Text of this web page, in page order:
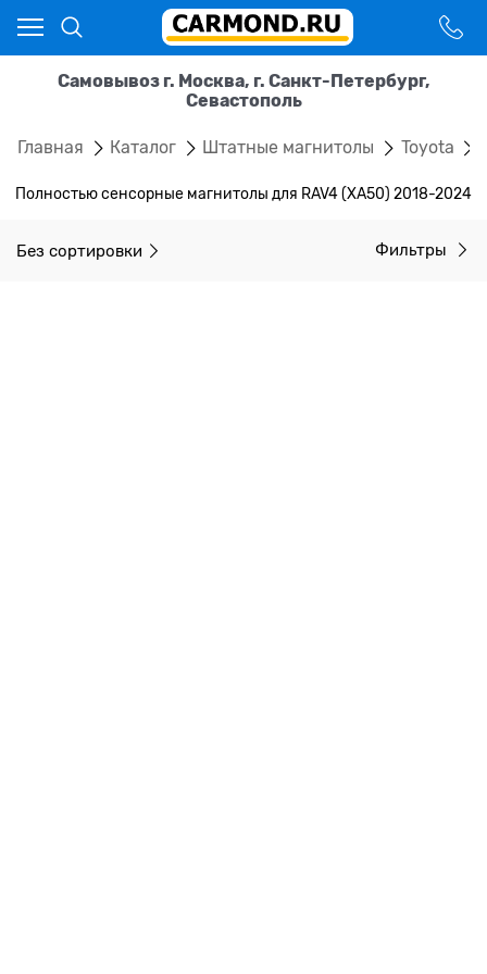
Самовывоз г. Москва, г. Санкт-Петербург,
Севастополь
Главная Каталог Штатные магнитолы Toyota
Полностью сенсорные магнитолы для RAV4 (XA50) 2018-2024
Без сортировки Фильтры